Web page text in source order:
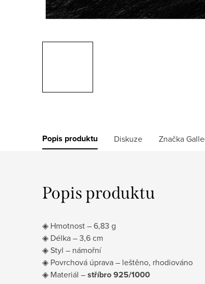
Popis produktu Diskuze Značka
Popis produktu
◈ Hmotnost – 6,83 g
◈ Délka – 3,6 cm
◈ Styl – námořní
◈ Povrchová úprava – leštěno, rhodiováno
◈ Materiál –stříbro 925/1000